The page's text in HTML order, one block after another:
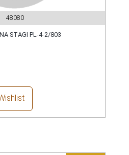
48080
STAGI PL-4-2/803